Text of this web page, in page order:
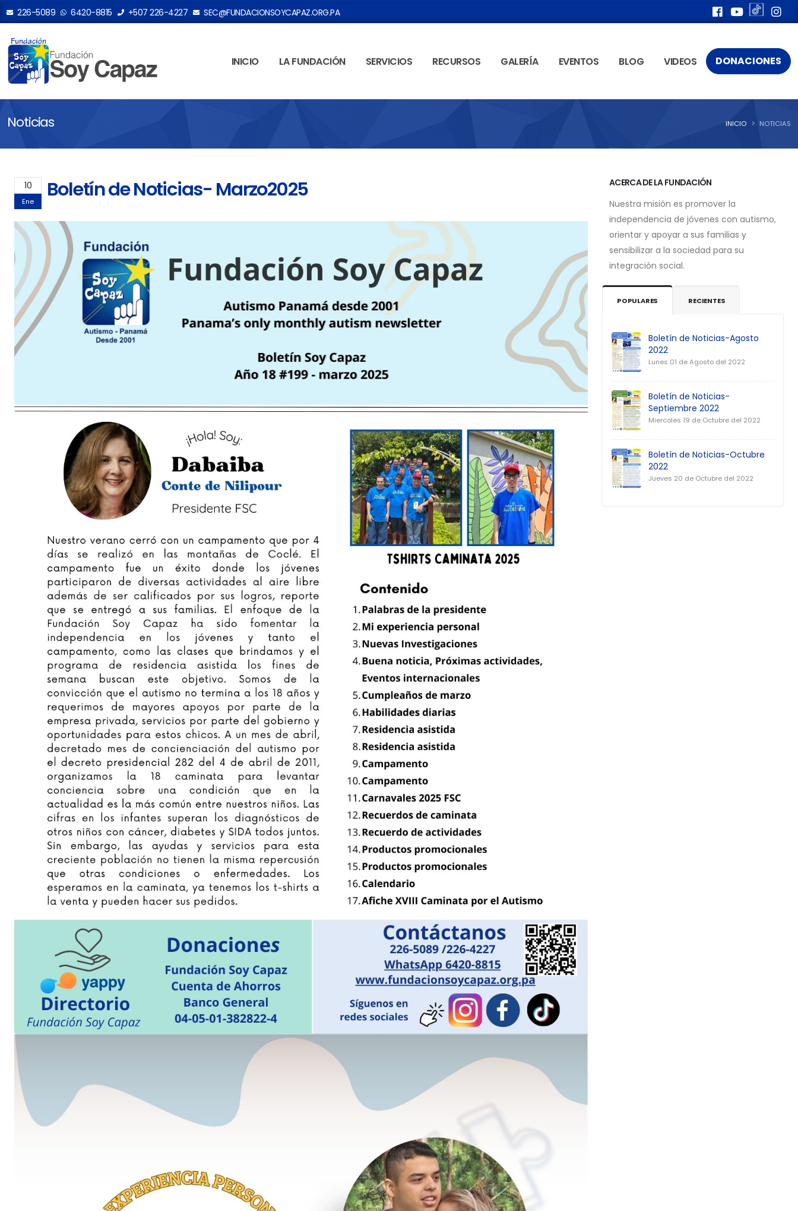
226-5089 6420-8815 +507 226-4227 SEC@FUNDACIONSOYCAPAZ.ORG.PA
INICIO LA FUNDACIÓN SERVICIOS RECURSOS GALERÍA EVENTOS BLOG VIDEOS DONACIONES
Noticias INICIO NOTICIAS
10
Ene Boletín de Noticias- Marzo2025
ACERCA DE LA FUNDACIÓN
Nuestra misión es promover la
independencia de jóvenes con autismo,
orientar y apoyar a sus familias y
sensibilizar a la sociedad para su
integración social.
POPULARES RECIENTES
Boletín de Noticias-Agosto
2022
Lunes 01 de Agosto del 2022
Boletín de Noticias-
Septiembre 2022
Miercoles 19 de Octubre del 2022
Boletín de Noticias-Octubre
2022
Jueves 20 de Octubre del 2022